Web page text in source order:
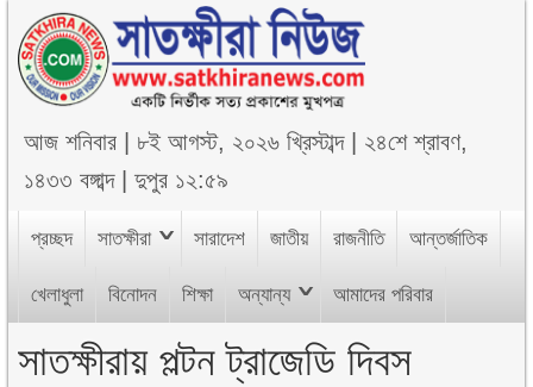
আজশনিবার ৮ই আগস্ট, ২০২৬ খ্রিস্টাব্দ| ২৪শে শ্রাবণ,
১৪৩৩ বঙ্গাব্দ|দুপুর ১২:৫৯
প্রচ্ছদ সাতক্ষীরা সারাদেশ জাতীয় রাজনীতি আন্তর্জাতিক
খেলাধুলা বিনোদন শিক্ষা অন্যান্য আমাদের পরিবার
সাতক্ষীরায় পল্টন ট্রাজেডি দিবস